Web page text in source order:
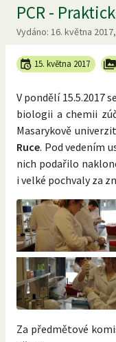
PCR -
Vydáno: 16. května
15. května 2017
V pondělí 15.5.2017
biologii a chemii
Masarykově
Ruce. Pod vedením
nich podařilo
i velké pochvaly za
Za předmětové